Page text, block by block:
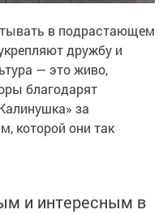
в подрастающем
дружбу и
— это живо,
благодарят
за
которой они так
и интересным в